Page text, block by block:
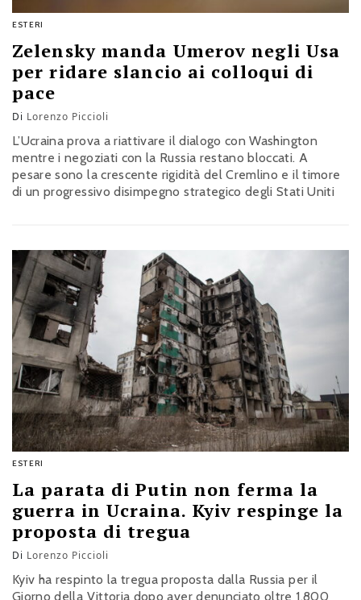
ESTERI
Zelensky manda Umerov negli Usa
per ridare slancio ai colloqui di
pace
Di Lorenzo Piccioli
L’Ucraina prova a riattivare il dialogo con Washington
mentre i negoziati con la Russia restano bloccati. A
pesare sono la crescente rigidità del Cremlino e il timore
di un progressivo disimpegno strategico degli Stati Uniti
ESTERI
La parata di Putin non ferma la
guerra in Ucraina. Kyiv respinge la
proposta di tregua
Di Lorenzo Piccioli
Kyiv ha respinto la tregua proposta dalla Russia per il
Giorno della Vittoria dopo aver denunciato oltre 1.800